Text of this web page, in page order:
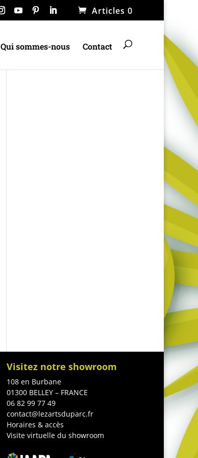
Articles 0
Qui sommes-nous Contact
Visitez notre showroom
108 en Burbane
01300 BELLEY – FRANCE
06 82 99 77 49
contact@lezartsduparc.fr
Horaires & accès
Visite virtuelle du showroom